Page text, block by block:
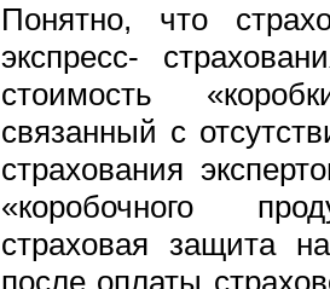
Понятно, что
экспресс-
стоимость
связанный с
страхования
«коробочного
страховая защита